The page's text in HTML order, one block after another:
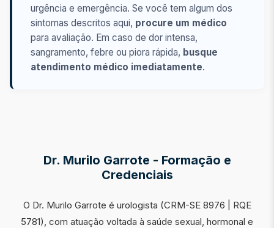
urgência e emergência. Se você tem algum dos
sintomas descritos aqui, procure um médico
para avaliação. Em caso de dor intensa,
sangramento, febre ou piora rápida, busque
atendimento médico imediatamente.
Dr. Murilo Garrote - Formação e
Credenciais
O Dr. Murilo Garrote é urologista (CRM-SE 8976 | RQE
5781), com atuação voltada à saúde sexual, hormonal e